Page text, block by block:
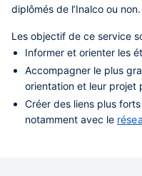
diplômés de l’Inalco ou non.
Les objectif de ce service
Informeretorienter les
Accompagner le plus
orientation et leur projet
Créer des liens plus
notamment avec le